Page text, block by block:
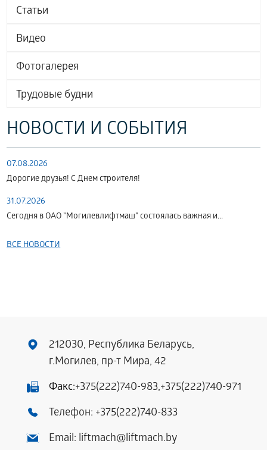
Статьи
Видео
Фотогалерея
Трудовые будни
НОВОСТИ И СОБЫТИЯ
07.08.2026
Дорогие друзья! С Днем строителя!
31.07.2026
Сегодня в ОАО "Могилевлифтмаш" состоялась важная и...
ВСЕ НОВОСТИ
212030, Республика Беларусь,
г.Могилев, пр-т Мира, 42
Факс:+375(222)740-983,+375(222)740-971
Телефон: +375(222)740-833
Email: liftmach@liftmach.by